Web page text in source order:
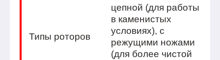
Типы роторов
цепной (для работы
в каменистых
условиях), с
режущими ножами
(для более чистой